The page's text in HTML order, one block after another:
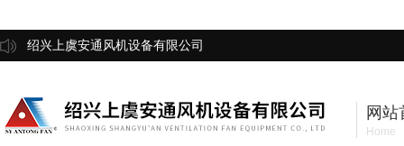
绍兴上虞安通风机设备有限公司
网站
Home